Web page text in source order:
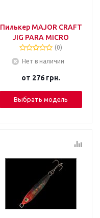
Пилькер MAJOR CRAFT
JIG PARA MICRO
(0)
Нет в наличии
от 276 грн.
Выбрать модель